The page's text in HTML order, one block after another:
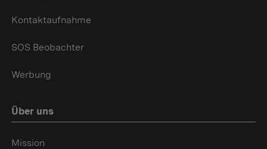
Kontaktaufnahme
SOS Beobachter
Werbung
Über uns
Mission